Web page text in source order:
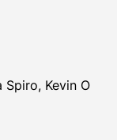
Spiro, Kevin O